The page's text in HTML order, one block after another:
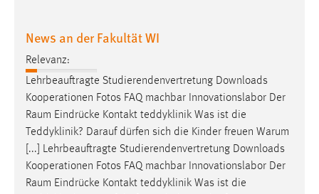
News an der Fakultät WI
Relevanz:
Lehrbeauftragte Studierendenvertretung Downloads
Kooperationen Fotos FAQ machbar Innovationslabor Der
Raum Eindrücke Kontakt teddyklinik Was ist die
Teddyklinik? Darauf dürfen sich die Kinder freuen Warum
[...] Lehrbeauftragte Studierendenvertretung Downloads
Kooperationen Fotos FAQ machbar Innovationslabor Der
Raum Eindrücke Kontakt teddyklinik Was ist die
Name:
_pk_ref, _pk_cvar, _pk_id, _pk_ses
Zugriffsstatistik
Cookie Laufzeit:
Max. 13 Monate